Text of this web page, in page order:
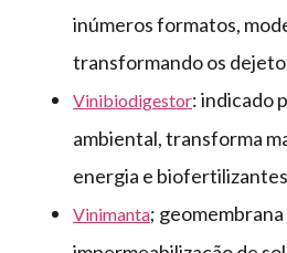
inúmeros formatos,
transformando os
Vinibiodigestor: indicado
ambiental, transforma
energia e
Vinimanta; geomembrana